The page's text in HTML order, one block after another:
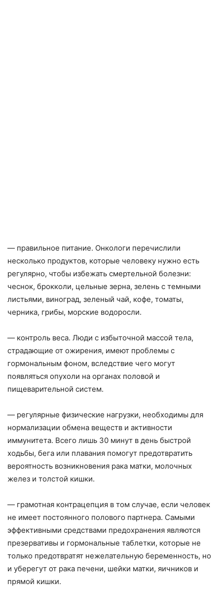
— правильное питание. Онкологи перечислили
несколько продуктов, которые человеку нужно есть
регулярно, чтобы избежать смертельной болезни:
чеснок, брокколи, цельные зерна, зелень с темными
листьями, виноград, зеленый чай, кофе, томаты,
черника, грибы, морские водоросли.
— контроль веса. Люди с избыточной массой тела,
страдающие от ожирения, имеют проблемы с
гормональным фоном, вследствие чего могут
появляться опухоли на органах половой и
пищеварительной систем.
— регулярные физические нагрузки, необходимы для
нормализации обмена веществ и активности
иммунитета. Всего лишь 30 минут в день быстрой
ходьбы, бега или плавания помогут предотвратить
вероятность возникновения рака матки, молочных
желез и толстой кишки.
— грамотная контрацепция в том случае, если человек
не имеет постоянного полового партнера. Самыми
эффективными средствами предохранения являются
презервативы и гормональные таблетки, которые не
только предотвратят нежелательную беременность, но
и уберегут от рака печени, шейки матки, яичников и
прямой кишки.